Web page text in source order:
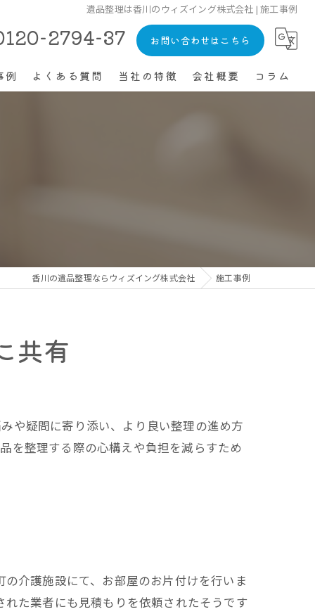
遺品整理は香川のウィズイング株式会社 | 施工事例
2794-37 お問い合わせはこちら
例 よくある質問 当社の特徴 会社概要 コラム
香川の遺品整理ならウィズイング株式会社 施工事例
共有
や疑問に寄り添い、より良い整理の進め方
を整理する際の心構えや負担を減らすため
介護施設にて、お部屋のお片付けを行いま
た業者にも見積もりを依頼されたそうです